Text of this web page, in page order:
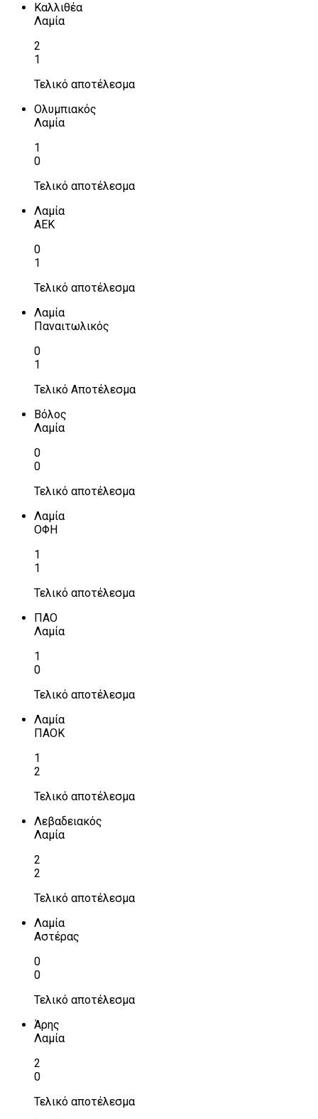
Καλλιθέα
Λαμία
2
1
Τελικό αποτέλεσμα
Ολυμπιακός
Λαμία
1
0
Τελικό αποτέλεσμα
Λαμία
ΑΕΚ
0
1
Τελικό αποτέλεσμα
Λαμία
Παναιτωλικός
0
1
Τελικό Αποτέλεσμα
Βόλος
Λαμία
0
0
Τελικό αποτέλεσμα
Λαμία
ΟΦΗ
1
1
Τελικό αποτέλεσμα
ΠΑΟ
Λαμία
1
0
Τελικό αποτέλεσμα
Λαμία
ΠΑΟΚ
1
2
Τελικό αποτέλεσμα
Λεβαδειακός
Λαμία
2
2
Τελικό αποτέλεσμα
Λαμία
Αστέρας
0
0
Τελικό αποτέλεσμα
Άρης
Λαμία
2
0
Τελικό αποτέλεσμα